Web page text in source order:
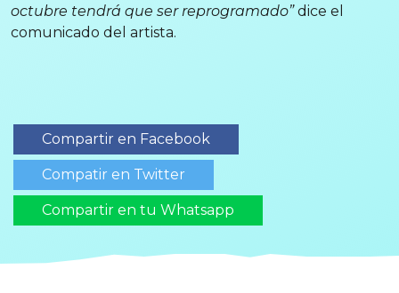
octubre tendrá que ser reprogramado”dice el
comunicado del artista.
Compartir en Facebook
Compatir en Twitter
Compartir en tu Whatsapp